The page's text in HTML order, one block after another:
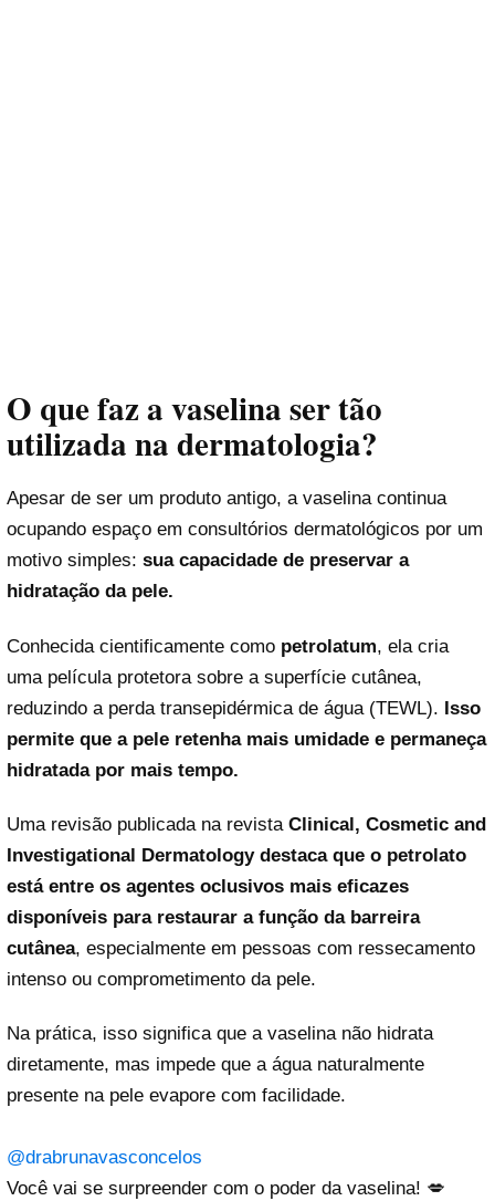
O que faz a vaselina ser tão
utilizada na dermatologia?
Apesar de ser um produto antigo, a vaselina continua
ocupando espaço em consultórios dermatológicos por um
motivo simples: sua capacidade de preservar a
hidratação da pele.
Conhecida cientificamente como petrolatum, ela cria
uma película protetora sobre a superfície cutânea,
reduzindo a perda transepidérmica de água (TEWL). Isso
permite que a pele retenha mais umidade e permaneça
hidratada por mais tempo.
Uma revisão publicada na revista Clinical, Cosmetic and
Investigational Dermatology destaca que o petrolato
está entre os agentes oclusivos mais eficazes
disponíveis para restaurar a função da barreira
cutânea, especialmente em pessoas com ressecamento
intenso ou comprometimento da pele.
Na prática, isso significa que a vaselina não hidrata
diretamente, mas impede que a água naturalmente
presente na pele evapore com facilidade.
@drabrunavasconcelos
Você vai se surpreender com o poder da vaselina! 💋